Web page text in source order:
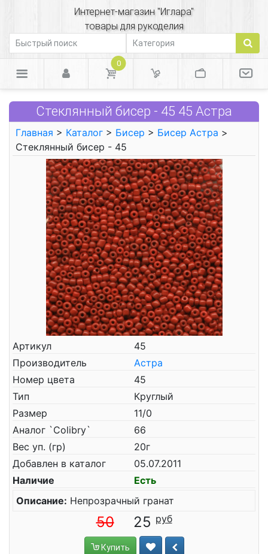
Интернет-магазин "Иглара"
товары для рукоделия
0
Стеклянный бисер - 45 45 Астра
Главная > Каталог > Бисер > Бисер Астра >
Стеклянный бисер - 45
Артикул
45
Производитель
Астра
Номер цвета
45
Тип
Круглый
Размер
11/0
Аналог `Colibry`
66
Вес уп. (гр)
20г
Добавлен в каталог
05.07.2011
Наличие
Есть
Описание: Непрозрачный гранат
50 25
Купить